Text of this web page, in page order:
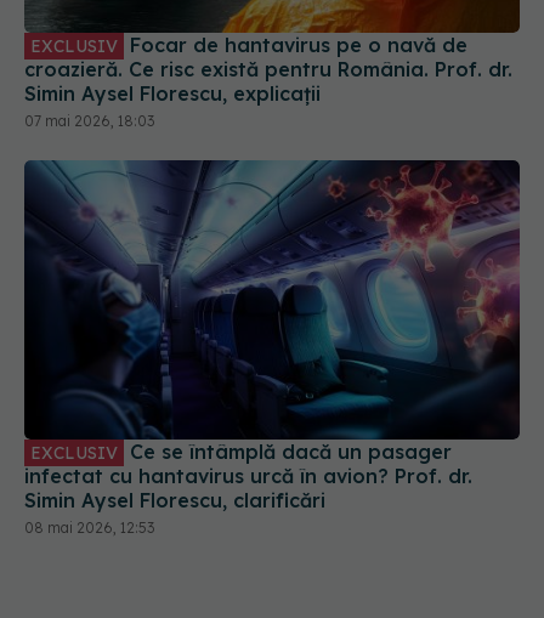
EXCLUSIV
croazieră. Ce risc există pentru România. Prof. dr.
Simin Aysel Florescu, explicații
07 mai 2026, 18:03
EXCLUSIV
infectat cu hantavirus urcă în avion? Prof. dr.
Simin Aysel Florescu, clarificări
08 mai 2026, 12:53